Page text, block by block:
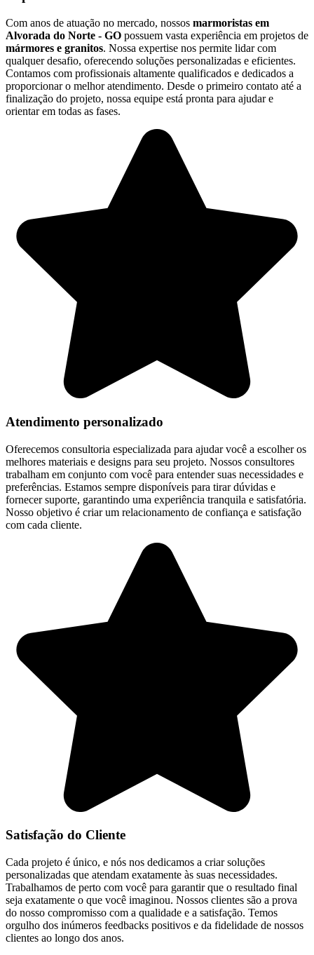
Com anos de atuação no mercado, nossos marmoristas em
Alvorada do Norte - GO possuem vasta experiência em projetos de
mármores e granitos. Nossa expertise nos permite lidar com
qualquer desafio, oferecendo soluções personalizadas e eficientes.
Contamos com profissionais altamente qualificados e dedicados a
proporcionar o melhor atendimento. Desde o primeiro contato até a
finalização do projeto, nossa equipe está pronta para ajudar e
orientar em todas as fases.
Atendimento personalizado
Oferecemos consultoria especializada para ajudar você a escolher os
melhores materiais e designs para seu projeto. Nossos consultores
trabalham em conjunto com você para entender suas necessidades e
preferências. Estamos sempre disponíveis para tirar dúvidas e
fornecer suporte, garantindo uma experiência tranquila e satisfatória.
Nosso objetivo é criar um relacionamento de confiança e satisfação
com cada cliente.
Satisfação do Cliente
Cada projeto é único, e nós nos dedicamos a criar soluções
personalizadas que atendam exatamente às suas necessidades.
Trabalhamos de perto com você para garantir que o resultado final
seja exatamente o que você imaginou. Nossos clientes são a prova
do nosso compromisso com a qualidade e a satisfação. Temos
orgulho dos inúmeros feedbacks positivos e da fidelidade de nossos
clientes ao longo dos anos.